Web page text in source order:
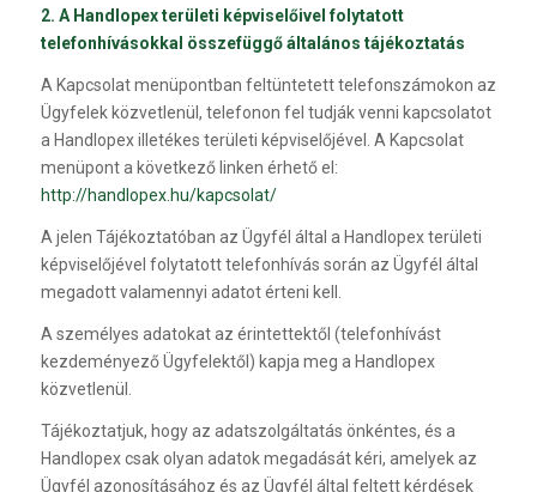
2. A Handlopex területi képviselőivel folytatott
telefonhívásokkal összefüggő általános tájékoztatás
A Kapcsolat menüpontban feltüntetett telefonszámokon az
Ügyfelek közvetlenül, telefonon fel tudják venni kapcsolatot
a Handlopex illetékes területi képviselőjével. A Kapcsolat
menüpont a következő linken érhető el:
http://handlopex.hu/kapcsolat/
A jelen Tájékoztatóban az Ügyfél által a Handlopex területi
képviselőjével folytatott telefonhívás során az Ügyfél által
megadott valamennyi adatot érteni kell.
A személyes adatokat az érintettektől (telefonhívást
kezdeményező Ügyfelektől) kapja meg a Handlopex
közvetlenül.
Tájékoztatjuk, hogy az adatszolgáltatás önkéntes, és a
Handlopex csak olyan adatok megadását kéri, amelyek az
Ügyfél azonosításához és az Ügyfél által feltett kérdések